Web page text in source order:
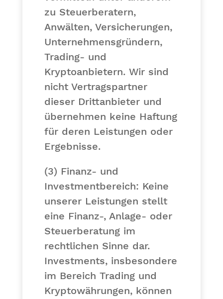
zu Steuerberatern,
Anwälten, Versicherungen,
Unternehmensgründern,
Trading- und
Kryptoanbietern. Wir sind
nicht Vertragspartner
dieser Drittanbieter und
übernehmen keine Haftung
für deren Leistungen oder
Ergebnisse.
(3) Finanz- und
Investmentbereich: Keine
unserer Leistungen stellt
eine Finanz-, Anlage- oder
Steuerberatung im
rechtlichen Sinne dar.
Investments, insbesondere
im Bereich Trading und
Kryptowährungen, können